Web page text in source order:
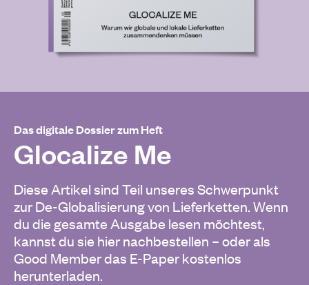
Das digitale Dossier zum Heft
Glocalize Me
Diese Artikel sind Teil unseres Schwerpunkt
zur De-Globalisierung von Lieferketten. Wenn
du die gesamte Ausgabe lesen möchtest,
kannst du sie hier nachbestellen – oder als
Good Member das E-Paper kostenlos
herunterladen.